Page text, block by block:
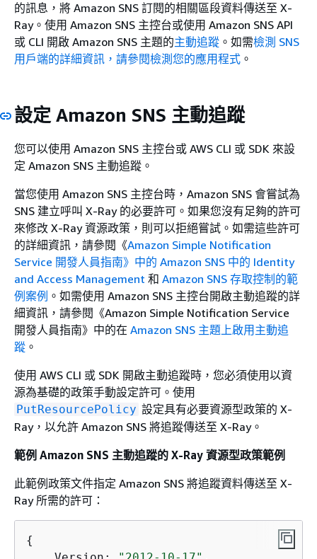
的訊息，將 Amazon SNS 訂閱的相關區段資料傳送至 X-
Ray。使用 Amazon SNS 主控台或使用 Amazon SNS API
或 CLI 開啟 Amazon SNS 主題的主動追蹤 。如需檢測 SNS
用戶端的詳細資訊，請參閱檢測您的應用程式 。
設定 Amazon SNS 主動追蹤
您可以使用 Amazon SNS 主控台或 AWS CLI 或 SDK 來設
定 Amazon SNS 主動追蹤。
當您使用 Amazon SNS 主控台時，Amazon SNS 會嘗試為
SNS 建立呼叫 X-Ray 的必要許可。如果您沒有足夠的許可
來修改 X-Ray 資源政策，則可以拒絕嘗試。如需這些許可
的詳細資訊，請參閱《Amazon Simple Notification
Service 開發人員指南》中的 Amazon SNS 中的 Identity
and Access Management 和 Amazon SNS 存取控制的範
例案例 。如需使用 Amazon SNS 主控台開啟主動追蹤的詳
細資訊，請參閱《Amazon Simple Notification Service
開發人員指南》中的在 Amazon SNS 主題上啟用主動追
蹤 。
使用 AWS CLI 或 SDK 開啟主動追蹤時，您必須使用以資
源為基礎的政策手動設定許可。使用
PutResourcePolicy 設定具有必要資源型政策的 X-
Ray，以允許 Amazon SNS 將追蹤傳送至 X-Ray。
範例 Amazon SNS 主動追蹤的 X-Ray 資源型政策範例
此範例政策文件指定 Amazon SNS 將追蹤資料傳送至 X-
Ray 所需的許可：
{